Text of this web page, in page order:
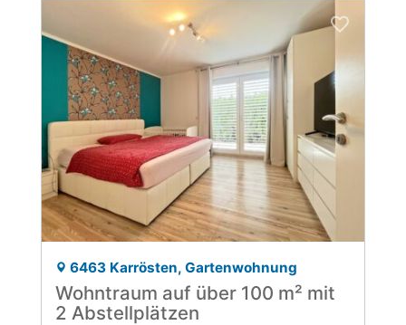
6463 Karrösten, Gartenwohnung
Wohntraum auf über 100 m² mit
2 Abstellplätzen